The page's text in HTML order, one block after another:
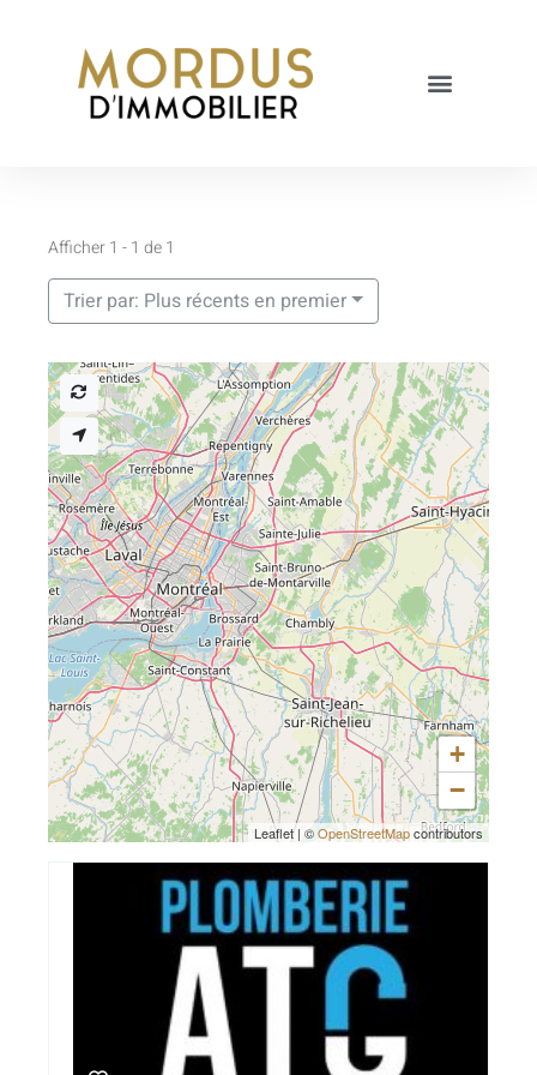
Afficher 1 - 1 de 1
Trier par: Plus récents en premier
+
−
Leaflet| ©OpenStreetMapcontributors